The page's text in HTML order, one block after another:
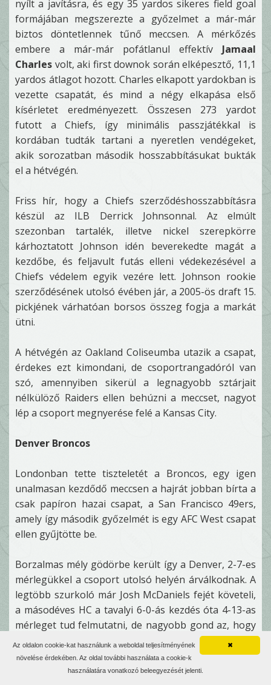
nyílt a javításra, és egy 35 yardos sikeres field goal
formájában megszerezte a győzelmet a már-már
biztos döntetlennek tűnő meccsen. A mérkőzés
embere a már-már pofátlanul effektív Jamaal
Charles volt, aki first downok során elképesztő, 11,1
yardos átlagot hozott. Charles elkapott yardokban is
vezette csapatát, és mind a négy elkapása első
kísérletet eredményezett. Összesen 273 yardot
futott a Chiefs, így minimális passzjátékkal is
kordában tudták tartani a nyeretlen vendégeket,
akik sorozatban második hosszabbításukat bukták
el a hétvégén.
Friss hír, hogy a Chiefs szerződéshosszabbításra
készül az ILB Derrick Johnsonnal. Az elmúlt
szezonban tartalék, illetve nickel szerepkörre
kárhoztatott Johnson idén beverekedte magát a
kezdőbe, és feljavult futás elleni védekezésével a
Chiefs védelem egyik vezére lett. Johnson rookie
szerződésének utolsó évében jár, a 2005-ös draft 15.
pickjének várhatóan borsos összeg fogja a markát
ütni.
A hétvégén az Oakland Coliseumba utazik a csapat,
érdekes ezt kimondani, de csoportrangadóról van
szó, amennyiben sikerül a legnagyobb sztárjait
nélkülöző Raiders ellen behúzni a meccset, nagyot
lép a csoport megnyerése felé a Kansas City.
Denver Broncos
Londonban tette tiszteletét a Broncos, egy igen
unalmasan kezdődő meccsen a hajrát jobban bírta a
csak papíron hazai csapat, a San Francisco 49ers,
amely így második győzelmét is egy AFC West csapat
ellen gyűjtötte be.
Borzalmas mély gödörbe került így a Denver, 2-7-es
mérlegükkel a csoport utolsó helyén árválkodnak. A
legtöbb szurkoló már Josh McDaniels fejét követeli,
a másodéves HC a tavalyi 6-0-ás kezdés óta 4-13-as
mérleget tud felmutatni, de nagyobb gond az, hogy
legtöbb személyi húzása, trade-je teljes mértékben
balul sült el, gondoljunk csak az egy év után
"bagóért" eladott Alphonso Smithre, aki hirtelen
✖
Az oldalon cookie-kat használunk a weboldal teljesítményének
növelése érdekében. Az oldal további használata a cookie-k
használatára vonatkozó beleegyezését jelenti.